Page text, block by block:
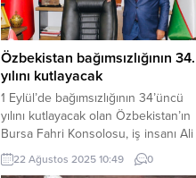
Özbekistan bağımsızlığının 34.
yılını kutlayacak
1 Eylül’de bağımsızlığının 34’üncü
yılını kutlayacak olan Özbekistan’ın
Bursa Fahri Konsolosu, iş insanı Ali
Baklan, yayınladığı mesajında,
Mirziyoyev’in liderliğinde yeni
22 Ağustos 2025 10:49 0